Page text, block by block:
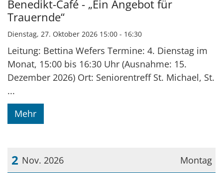
Benedikt-Café - „Ein Angebot für
Trauernde“
Dienstag, 27. Oktober 2026 15:00 - 16:30
Leitung: Bettina Wefers Termine: 4. Dienstag im
Monat, 15:00 bis 16:30 Uhr (Ausnahme: 15.
Dezember 2026) Ort: Seniorentreff St. Michael, St.
...
Mehr
Montag
2 Nov. 2026